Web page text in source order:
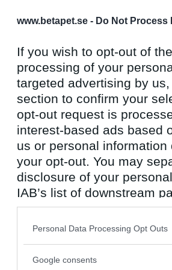
www.betapet.se - Do Not Process
If you wish to opt-out of
processing of your
targeted advertising by
section to confirm your
opt-out request is
interest-based ads based
us or personal
your opt-out. You may
disclosure of your
IAB’s list of downstream
also be disclosed by us
Downstream Participants
Please note that this
Personal Data Processing Opt Outs
Google consents
Antal inlägg:
13195
pinglätt
Sant
Julmust
else-marie
Antal inlägg:
Sant
Alvedon